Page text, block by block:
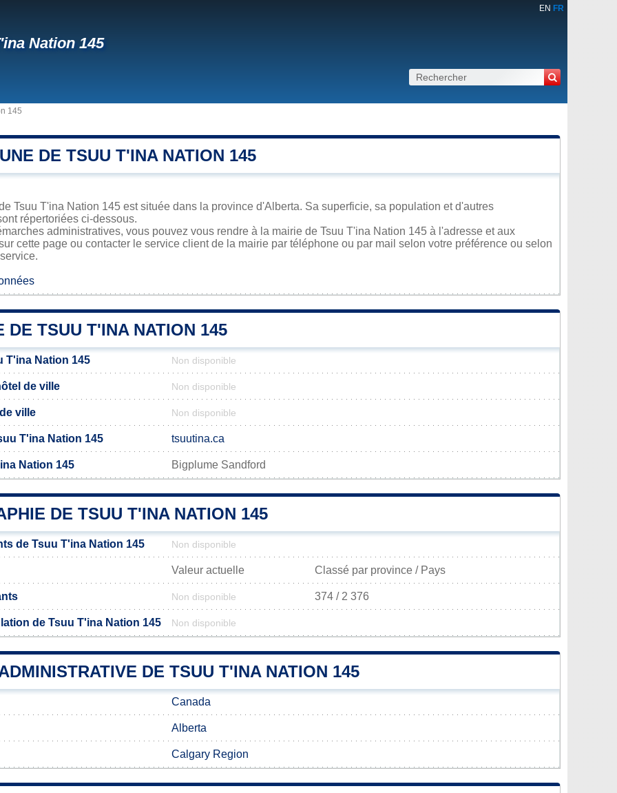
EN FR
Nation 145
145
DE TSUU T'INA NATION 145
Tsuu T'ina Nation 145 est située dans la province d'Alberta. Sa superficie, sa population et d'autres
répertoriées ci-dessous.
administratives, vous pouvez vous rendre à la mairie de Tsuu T'ina Nation 145 à l'adresse et aux
cette page ou contacter le service client de la mairie par téléphone ou par mail selon votre préférence ou selon
DE TSUU T'INA NATION 145
T'ina Nation 145 Non disponible
de ville Non disponible
ville Non disponible
T'ina Nation 145 tsuutina.ca
Nation 145 Bigplume Sandford
DE TSUU T'INA NATION 145
de Tsuu T'ina Nation 145 Non disponible
Valeur actuelle Classé par province / Pays
Non disponible 374 / 2 376
de Tsuu T'ina Nation 145 Non disponible
DE TSUU T'INA NATION 145
Canada
Alberta
Calgary Region